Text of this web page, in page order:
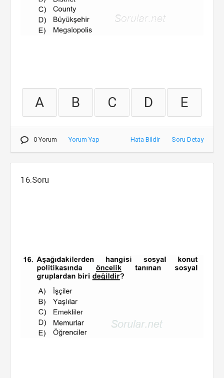
A B C D E
0 Yorum Yorum Yap Hata Bildir Soru Detay
16.Soru